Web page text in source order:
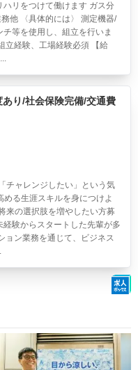
リをつけて働けます ガス分
他 〈具体的には〉 測定機器/
等を使用し、組立を行いま
立経験、工場経験必須 【給
り/社会保険完備/交通費
チャレンジしたい」という気
る生涯スキルを身につけよ
来の選択肢を増やしたい方募
験からスタートした先輩が多
ョン業務を通じて、ビジネス